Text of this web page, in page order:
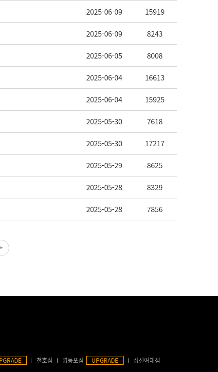
2025-06-09 15919
2025-06-09 8243
2025-06-05 8008
2025-06-04 16613
2025-06-04 15925
2025-05-30 7618
2025-05-30 17217
2025-05-29 8625
2025-05-28 8329
2025-05-28 7856
천호점 영등포점 UPGRADE 성신여대점